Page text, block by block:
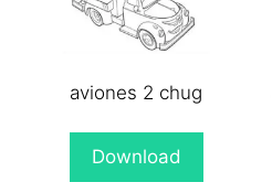
aviones 2 chug
Download